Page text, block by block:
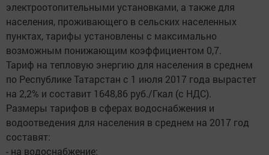
электроотопительными установками, а также для
населения, проживающего в сельских населенных
пунктах, тарифы установлены с максимально
возможным понижающим коэффициентом 0,7.
Тариф на тепловую энергию для населения в среднем
по Республике Татарстан c 1 июля 2017 года вырастет
на 2,2% и составит 1648,86 руб./Гкал (с НДС).
Размеры тарифов в сферах водоснабжения и
водоотведения для населения в среднем на 2017 год
составят:
- на водоснабжение: